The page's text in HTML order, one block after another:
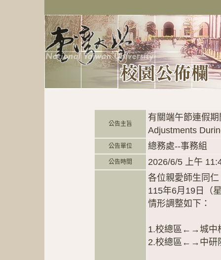
公告主旨
有關端午節連假
Adjustments
公告單位 總務處--事務組
公告時間 2026/6/5 上午
各位親愛師生同
115年6月19日（
情形調整如下：
1.校總區←→城中
2.校總區←→中研